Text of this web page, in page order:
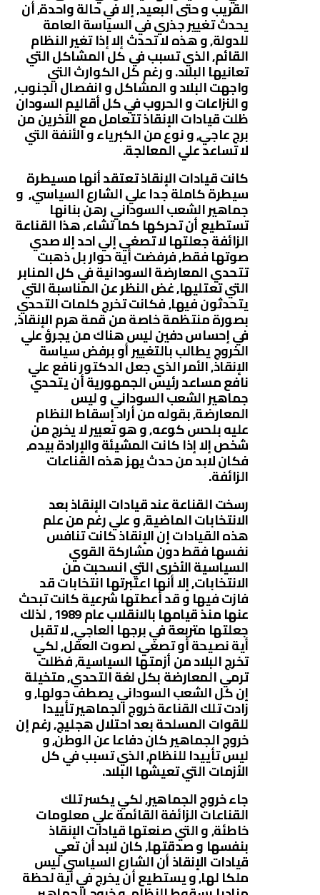
القريب و حتى البعيد, إلا في حالة واحدة, أن
يحدث تغيير جذري في السياسة العامة
للدولة, و هذه لا تحدث إلا إذا تغير النظام
القائم, الذي تسبب في كل المشاكل التي
تعانيها البلاد. و رغم كل الكوارث التي
واجهت البلاد و المشاكل و انفصال الجنوب,
و النزاعات و الحروب في كل أقاليم السودان
ظلت قيادات الإنقاذ تتعامل مع الآخرين من
برج عاجي, و نوع من الكبرياء و الأنفة التي
لا تساعد علي المعالجة.
كانت قيادات الإنقاذ تعتقد أنها مسيطرة
سيطرة كاملة جدا علي الشارع السياسي, و
جماهير الشعب السوداني رهن بنانها
تستطيع أن تحركها كما تشاء, هذا القناعة
الزائفة جعلتها لا تصغي إلي احد إلا صدي
صوتها فقط, فرفضت أية حوار بل ذهبت
تتحدي المعارضة السودانية في كل المنابر
التي تعتليها, غض النظر عن المناسبة التي
يتحدثون فيها, فكانت تخرج كلمات التحدي
بصورة منتظمة خاصة من قمة هرم الإنقاذ,
في إحساس دفين ليس هناك من يجرؤ علي
الخروج يطالب بالتغيير أو برفض سياسة
الإنقاذ, الأمر الذي جعل الدكتور نافع علي
نافع مساعد رئيس الجمهورية أن يتحدي
جماهير الشعب السوداني و ليس
المعارضة, بقوله من أراد إسقاط النظام
عليه بلحس كوعه, و هو تعبير لا يخرج من
شخص إلا إذا كانت المشيئة والإرادة بيده,
فكان لابد من حدث يهز هذه القناعات
الزائفة.
رسخت القناعة عند قيادات الإنقاذ بعد
الانتخابات الماضية, و علي رغم من علم
هذه القيادات إن الإنقاذ كانت تنافس
نفسها فقط دون مشاركة القوي
السياسية الأخرى التي انسحبت من
الانتخابات, إلا أنها اعتبرتها انتخابات قد
فازت فيها و قد أعطتها شرعية كانت تبحث
عنها منذ قيامها بالانقلاب عام 1989 , لذلك
جعلتها متربعة في برجها العاجي, لا تقبل
أية نصيحة أو تصغي لصوت العقل, لكي
تخرج البلاد من أزمتها السياسية, فظلت
ترمي المعارضة بكل لغة التحدي, متخيلة
إن كل الشعب السوداني يصطف حولها, و
زادت تلك القناعة خروج الجماهير تأييدا
للقوات المسلحة بعد احتلال هجليج, رغم إن
خروج الجماهير كان دفاعا عن الوطن, و
ليس تأييدا للنظام, الذي تسبب في كل
الأزمات التي تعيشها البلاد.
جاء خروج الجماهير, لكي يكسر تلك
القناعات الزائفة القائمة علي معلومات
خاطئة, و التي صنعتها قيادات الإنقاذ
بنفسها و صدقتها, كان لابد أن تعي
قيادات الإنقاذ أن الشارع السياسي ليس
ملكا لها, و يستطيع أن يخرج في أية لحظة